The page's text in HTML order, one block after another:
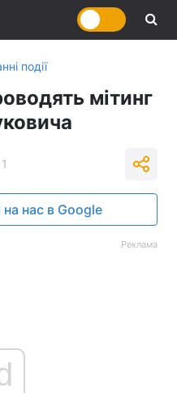
події
мітинг
1
на нас в Google
Реклама